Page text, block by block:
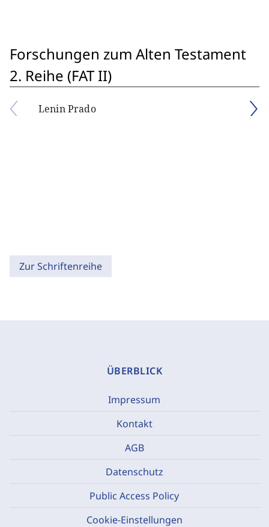
Forschungen zum Alten Testament
2. Reihe (FAT II)
Lenin Prado
Zur Schriftenreihe
ÜBERBLICK
Impressum
Kontakt
AGB
Datenschutz
Public Access Policy
Cookie-Einstellungen